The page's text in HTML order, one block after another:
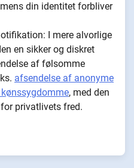
din identitet forbliver
I mere alvorlige
en sikker og diskret
af følsomme
afsendelse af anonyme
, med den
privatlivets fred.